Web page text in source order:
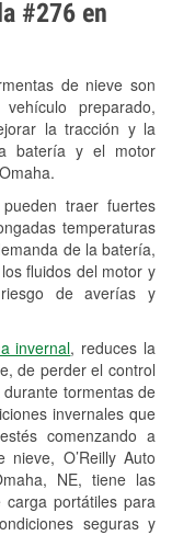
#276 en
de nieve son
preparado,
la tracción y la
batería y el motor
traer fuertes
temperaturas
de la batería,
fluidos del motor y
de averías y
invernal, reduces la
de perder el control
tormentas de
invernales que
comenzando a
O’Reilly Auto
NE, tiene las
carga portátiles para
seguras y
de